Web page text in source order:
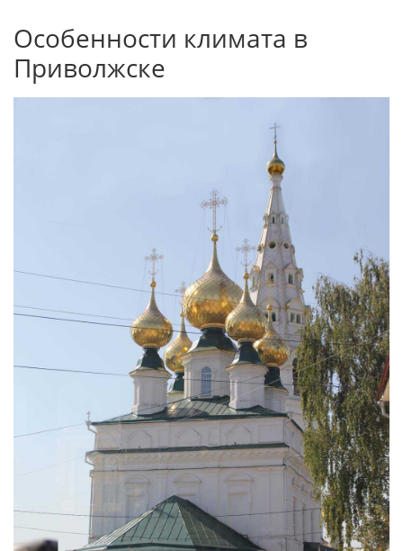
Особенности климата в
Приволжске